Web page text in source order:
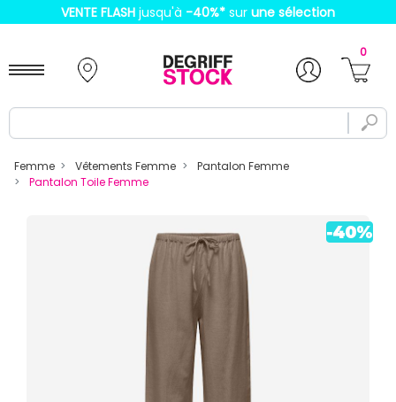
VENTE FLASH jusqu'à -40%* sur une sélection
0
Femme Vêtements Femme
Pantalon Femme
Pantalon Toile Femme